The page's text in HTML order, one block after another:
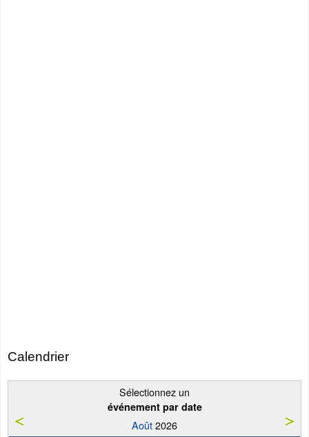
Calendrier
Sélectionnez un
événement par date
Août2026